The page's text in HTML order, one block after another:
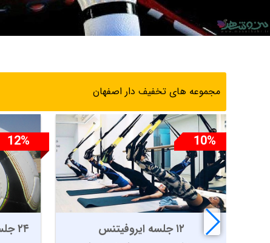
زیبایی
مجموعه های تخفیف دار اصفهان
۱۲ جلسه ایروفیتنس
10%
۲۴ جلسه آموزش فوتبال(یک ترم)
12%